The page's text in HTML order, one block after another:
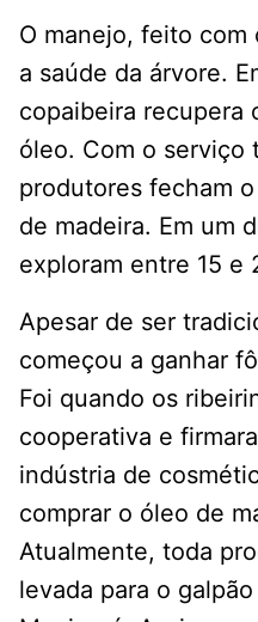
O manejo, feito com
a saúde da árvore.
copaibeira recupera
óleo. Com o serviço
produtores fecham
de madeira. Em um
exploram entre 15 e
Apesar de ser
começou a ganhar
Foi quando os
cooperativa e
indústria de
comprar o óleo de
Atualmente, toda
levada para o